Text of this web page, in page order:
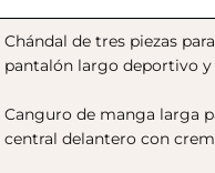
Chándal de tres piezas
pantalón largo deportivo
Canguro de manga larga
central delantero con